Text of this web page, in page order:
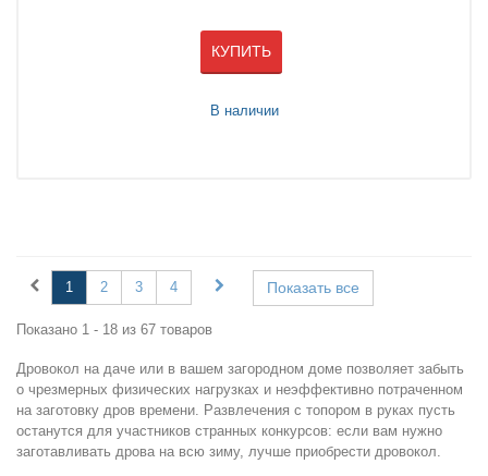
КУПИТЬ
В наличии
Показать все
1 2 3 4
Показано 1 - 18 из 67 товаров
Дровокол на даче или в вашем загородном доме позволяет забыть
о чрезмерных физических нагрузках и неэффективно потраченном
на заготовку дров времени. Развлечения с топором в руках пусть
останутся для участников странных конкурсов: если вам нужно
заготавливать дрова на всю зиму, лучше приобрести дровокол.